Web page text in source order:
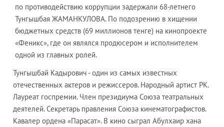
по противодействию коррупции задержали 68-летнего
Тунгышбая ЖАМАНКУЛОВА. По подозрению в хищении
бюджетных средств (69 миллионов тенге) на кинопроекте
«Феникс», где он являлся продюсером и исполнителем
одной из главных ролей.
Тунгышбай Кадырович - один из самых известных
отечественных актеров и режиссеров. Народный артист РК.
Лауреат госпремии. Член президиума Союза театральных
деятелей. Секретарь правления Союза кинематографистов.
Кавалер ордена «Парасат». В кино сыграл Абулхаир хана